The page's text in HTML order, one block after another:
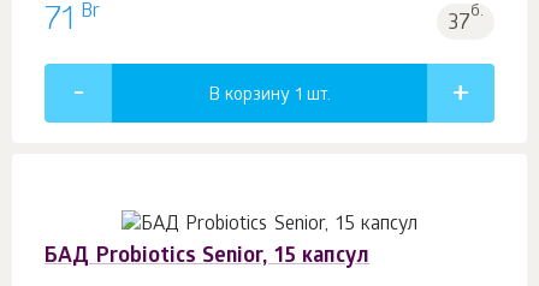
71 Br 37б.
В корзину 1 шт.
БАД Probiotics Senior, 15 капсул